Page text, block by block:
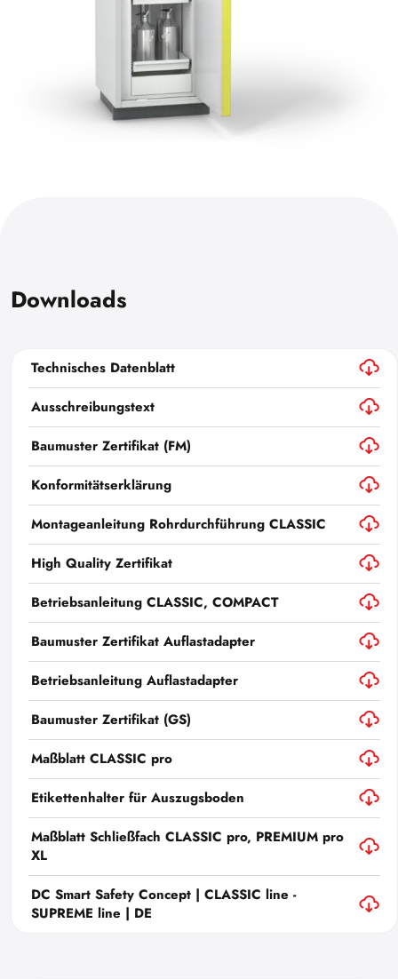
Downloads
Technisches Datenblatt
Ausschreibungstext
Baumuster Zertifikat (FM)
Konformitätserklärung
Montageanleitung Rohrdurchführung CLASSIC
High Quality Zertifikat
Betriebsanleitung CLASSIC, COMPACT
Baumuster Zertifikat Auflastadapter
Betriebsanleitung Auflastadapter
Baumuster Zertifikat (GS)
Maßblatt CLASSIC pro
Etikettenhalter für Auszugsboden
Maßblatt Schließfach CLASSIC pro, PREMIUM pro
XL
DC Smart Safety Concept | CLASSIC line -
SUPREME line | DE